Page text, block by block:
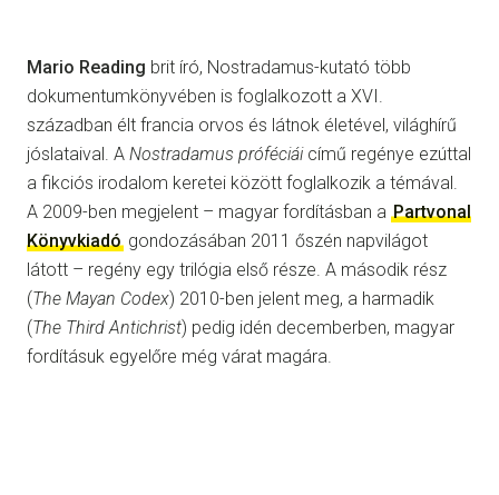
Mario Reading brit író, Nostradamus-kutató több
dokumentumkönyvében is foglalkozott a XVI.
században élt francia orvos és látnok életével, világhírű
jóslataival. A Nostradamus próféciái című regénye ezúttal
a fikciós irodalom keretei között foglalkozik a témával.
A 2009-ben megjelent – magyar fordításban a Partvonal
Könyvkiadó gondozásában 2011 őszén napvilágot
látott – regény egy trilógia első része. A második rész
(The Mayan Codex) 2010-ben jelent meg, a harmadik
(The Third Antichrist) pedig idén decemberben, magyar
fordításuk egyelőre még várat magára.